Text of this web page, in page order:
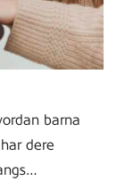
barna
dere